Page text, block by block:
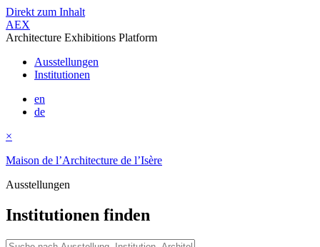
Direkt zum Inhalt
AEX
Architecture Exhibitions Platform
Ausstellungen
Institutionen
en
de
×
Maison de l’Architecture de l’Isère
Ausstellungen
Institutionen finden